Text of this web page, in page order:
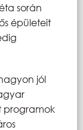
során
épületeit
jól
programok